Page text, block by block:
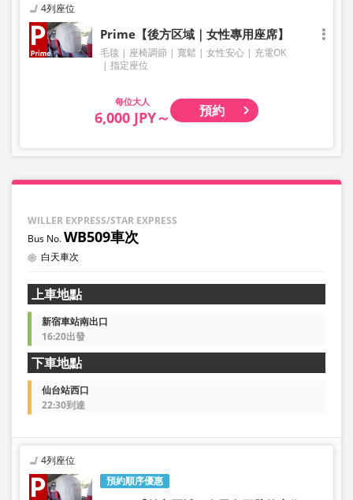
4列座位
Prime【後方区域｜女性專用座席】
毛毯 座椅調節 寬鬆 女性安心
充電OK
指定座位
大人
6,000 JPY～ 預約
WILLER EXPRESS/STAR EXPRESS
WB509車次
白天車次
上車地點
新宿車站南出口
16:20出發
下車地點
仙台站西口
22:30到達
預約順序優惠
4列座位